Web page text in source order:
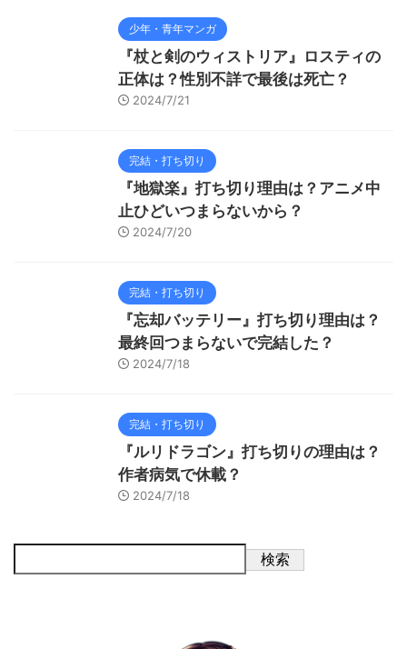
少年・青年マンガ
『杖と剣のウィストリア』ロスティの
正体は？性別不詳で最後は死亡？
2024/7/21
完結・打ち切り
『地獄楽』打ち切り理由は？アニメ中
止ひどいつまらないから？
2024/7/20
完結・打ち切り
『忘却バッテリー』打ち切り理由は？
最終回つまらないで完結した？
2024/7/18
完結・打ち切り
『ルリドラゴン』打ち切りの理由は？
作者病気で休載？
2024/7/18
検索